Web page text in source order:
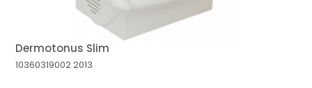
Dermotonus Slim
103603190022013